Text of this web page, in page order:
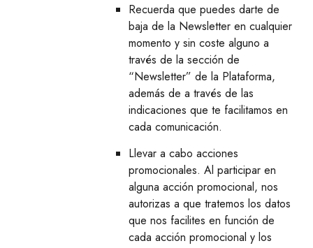
Recuerda que puedes darte de
baja de la Newsletter en cualquier
momento y sin coste alguno a
través de la sección de
“Newsletter” de la Plataforma,
además de a través de las
indicaciones que te facilitamos en
cada comunicación.
Llevar a cabo acciones
promocionales. Al participar en
alguna acción promocional, nos
autorizas a que tratemos los datos
que nos facilites en función de
cada acción promocional y los